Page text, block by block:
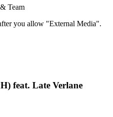
Team
you allow "External Media".
feat. Late Verlane